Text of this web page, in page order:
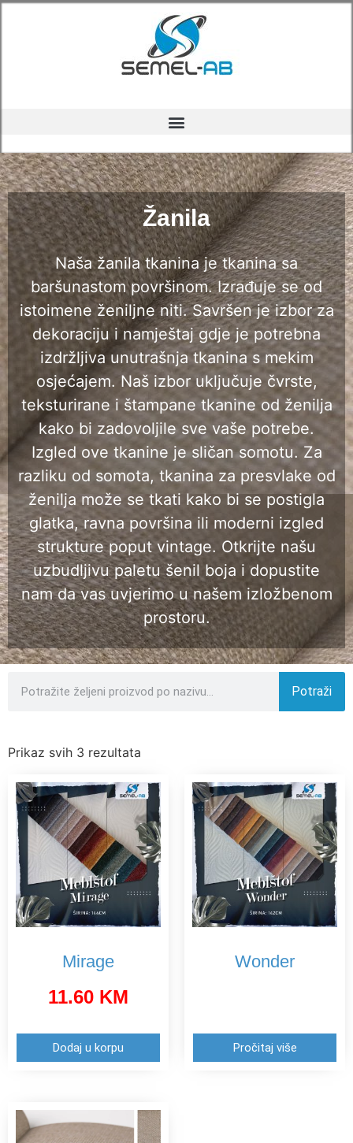
Žanila
Naša žanila tkanina je tkanina sa
baršunastom površinom. Izrađuje se od
istoimene ženiljne niti. Savršen je izbor za
dekoraciju i namještaj gdje je potrebna
izdržljiva unutrašnja tkanina s mekim
osjećajem. Naš izbor uključuje čvrste,
teksturirane i štampane tkanine od ženilja
kako bi zadovoljile sve vaše potrebe.
Izgled ove tkanine je sličan somotu. Za
razliku od somota, tkanina za presvlake od
ženilja može se tkati kako bi se postigla
glatka, ravna površina ili moderni izgled
strukture poput vintage. Otkrijte našu
uzbudljivu paletu šenil boja i dopustite
nam da vas uvjerimo u našem izložbenom
prostoru.
Potraži
Prikaz svih 3 rezultata
Mirage
11.60 KM
Dodaj u korpu
Wonder
Pročitaj više